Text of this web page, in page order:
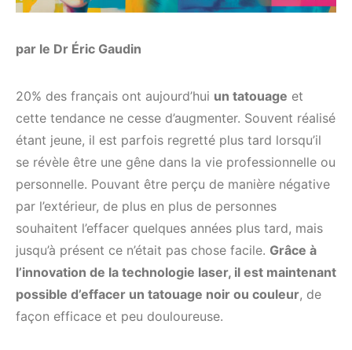
par le Dr Éric Gaudin
20% des français ont aujourd’hui un tatouage et
cette tendance ne cesse d’augmenter. Souvent réalisé
étant jeune, il est parfois regretté plus tard lorsqu’il
se révèle être une gêne dans la vie professionnelle ou
personnelle. Pouvant être perçu de manière négative
par l’extérieur, de plus en plus de personnes
souhaitent l’effacer quelques années plus tard, mais
jusqu’à présent ce n’était pas chose facile. Grâce à
l’innovation de la technologie laser, il est maintenant
possible d’effacer un tatouage noir ou couleur, de
façon efficace et peu douloureuse.